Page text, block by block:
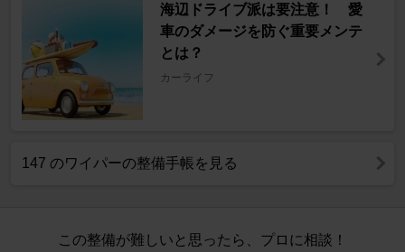
海辺ドライブ派は要注意！ 愛
車のダメージを防ぐ重要メンテ
とは？
カーライフ
147 のワイパーの整備手帳を見る
この整備が難しいと思ったら、プロに相談！